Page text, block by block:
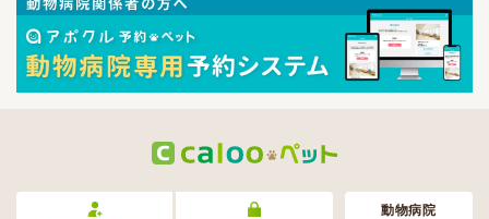
動物病院